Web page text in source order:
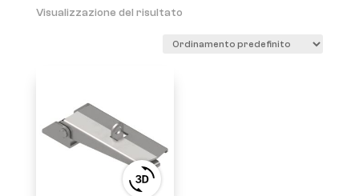
Visualizzazione del risultato
View